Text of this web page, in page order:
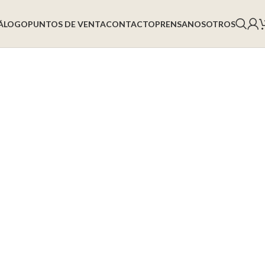
PUNTOS DE VENTACONTACTOPRENSANOSOTROS